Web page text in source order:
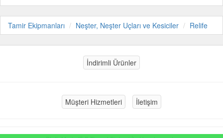
Tamir Ekipmanları Neşter, Neşter Uçları ve Kesiciler Relife
İndirimli Ürünler
Müşteri Hizmetleri İletişim